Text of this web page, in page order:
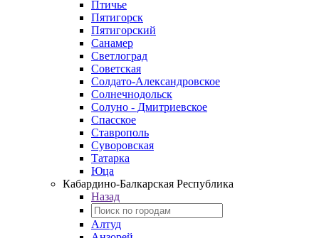
Птичье
Пятигорск
Пятигорский
Санамер
Светлоград
Советская
Солдато-Александровское
Солнечнодольск
Солуно - Дмитриевское
Спасское
Ставрополь
Суворовская
Татарка
Юца
Кабардино‑Балкарская Республика
Назад
Алтуд